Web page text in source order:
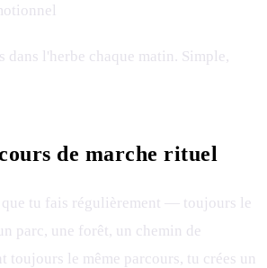
dans l'herbe chaque matin. Simple,
de marche rituel
tu fais régulièrement — toujours le
parc, une forêt, un chemin de
toujours le même parcours, tu crées un